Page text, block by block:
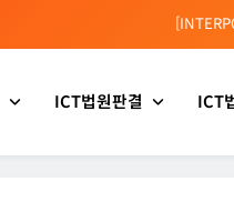
[전문
[USA]
ICT법원판결 ICT